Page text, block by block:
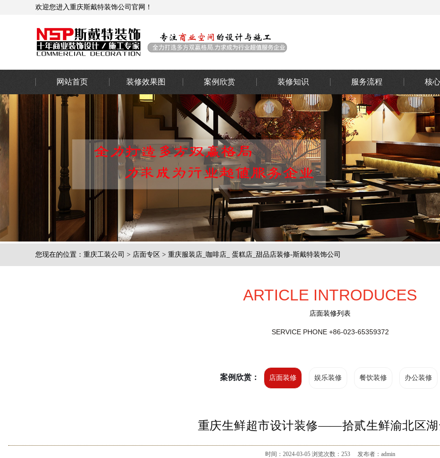
欢迎您进入重庆斯戴特装饰公司官网！
网站首页 装修效果图 案例欣赏 装修知识 服务流程 核
您现在的位置： 重庆工装公司 > 店面专区 > 重庆服装店_咖啡店_ 蛋糕店_甜品店装修-斯戴特装饰公司
ARTICLE INTRODUCES
店面装修列表
SERVICE PHONE +86-023-65359372
案例欣赏： 店面装修 娱乐装修 餐饮装修 办公装修
重庆生鲜超市设计装修——拾贰生鲜渝北区湖
时间：2024-03-05浏览次数： 253 发布者：admin